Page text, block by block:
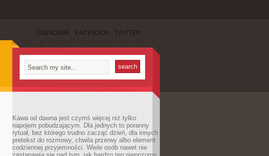
SUBSCRIBE FACEBOOK TWITTER
Kawa od dawna jest czymś więcej niż tylko
napojem pobudzającym. Dla jednych to poranny
rytuał, bez którego trudno zacząć dzień, dla innych
pretekst do rozmowy, chwila przerwy albo element
codziennej przyjemności. Wiele osób nawet nie